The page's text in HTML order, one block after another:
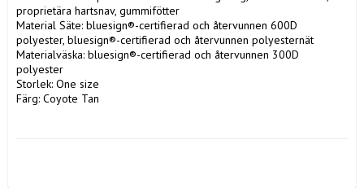
proprietära hartsnav, gummifötter
Material Säte: bluesign®-certifierad och återvunnen 600D
polyester, bluesign®-certifierad och återvunnen polyesternät
Materialväska: bluesign®-certifierad och återvunnen 300D
polyester
Storlek: One size
Färg: Coyote Tan